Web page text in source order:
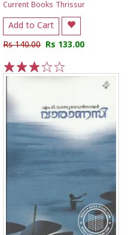
Current Books Thrissur
Add to Cart
Rs 140.00 Rs 133.00
5
4
3
2
1